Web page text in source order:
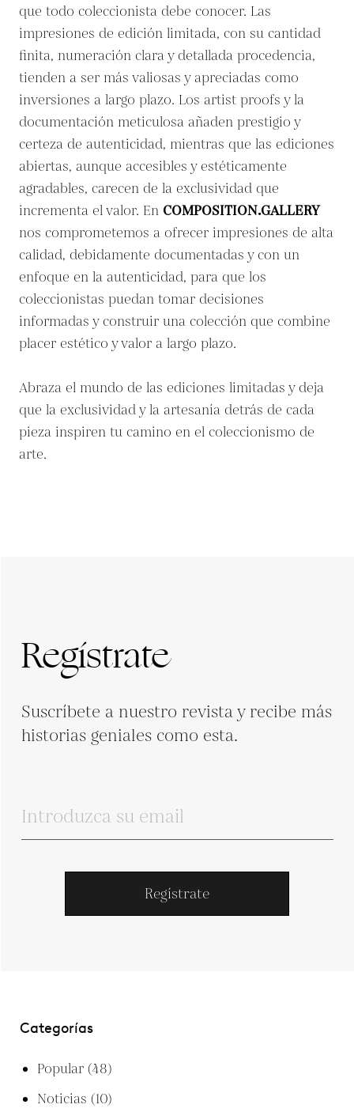
que todo coleccionista debe conocer. Las
impresiones de edición limitada, con su cantidad
finita, numeración clara y detallada procedencia,
tienden a ser más valiosas y apreciadas como
inversiones a largo plazo. Los artist proofs y la
documentación meticulosa añaden prestigio y
certeza de autenticidad, mientras que las ediciones
abiertas, aunque accesibles y estéticamente
agradables, carecen de la exclusividad que
incrementa el valor. En COMPOSITION.GALLERY
nos comprometemos a ofrecer impresiones de alta
calidad, debidamente documentadas y con un
enfoque en la autenticidad, para que los
coleccionistas puedan tomar decisiones
informadas y construir una colección que combine
placer estético y valor a largo plazo.
Abraza el mundo de las ediciones limitadas y deja
que la exclusividad y la artesanía detrás de cada
pieza inspiren tu camino en el coleccionismo de
arte.
Regístrate
Suscríbete a nuestro revista y recibe más
historias geniales como esta.
Regístrate
Categorías
Popular (48)
Noticias (10)